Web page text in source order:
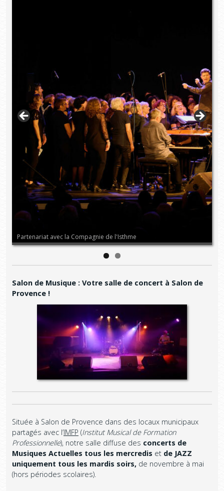
Partenariat avec la Compagnie de l'Isthme
Salon de Musique : Votre salle de concert à Salon de
Provence !
Située à Salon de Provence dans des locaux municipaux
partagés avec l’IMFP (Institut Musical de Formation
Professionnelle), notre salle diffuse des concerts de
Musiques Actuelles tous les mercredis et de JAZZ
uniquement tous les mardis soirs, de novembre à mai
(hors périodes scolaires).